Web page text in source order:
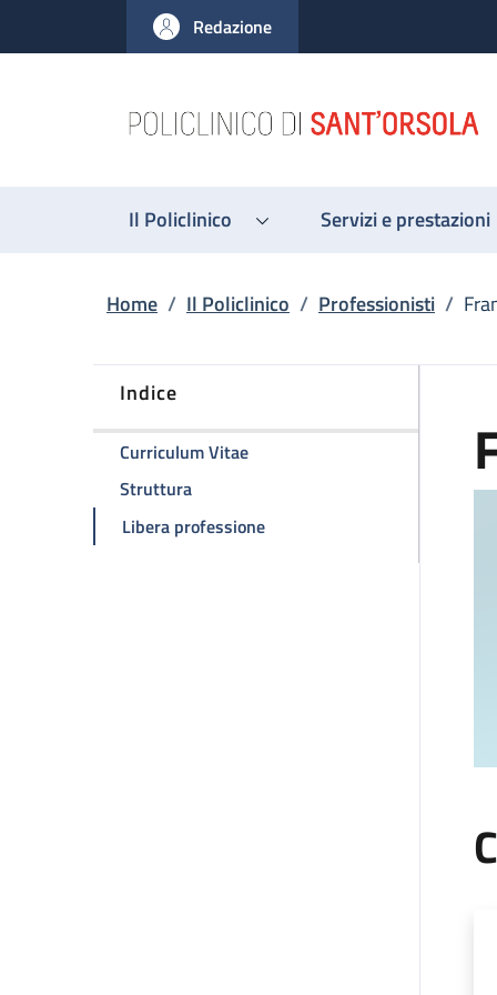
al contenuto principale
to footer content
Redazione
Il Policlinico Servizi e prestazioni
Briciole di pane
Home / Il Policlinico / Professionisti /
Indice
Curriculum Vitaedella pagina Francesco Saia
Strutturadella pagina Francesco Saia
Libera professionedella pagina Francesco Saia